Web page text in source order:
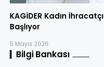
KAGİDER Kadın
Başlıyor
5 Mayıs 2026
Bilgi Bankası